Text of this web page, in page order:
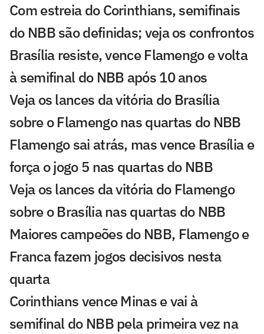
Com estreia do Corinthians, semifinais
do NBB são definidas; veja os confrontos
Brasília resiste, vence Flamengo e volta
à semifinal do NBB após 10 anos
Veja os lances da vitória do Brasília
sobre o Flamengo nas quartas do NBB
Flamengo sai atrás, mas vence Brasília e
força o jogo 5 nas quartas do NBB
Veja os lances da vitória do Flamengo
sobre o Brasília nas quartas do NBB
Maiores campeões do NBB, Flamengo e
Franca fazem jogos decisivos nesta
quarta
Corinthians vence Minas e vai à
semifinal do NBB pela primeira vez na